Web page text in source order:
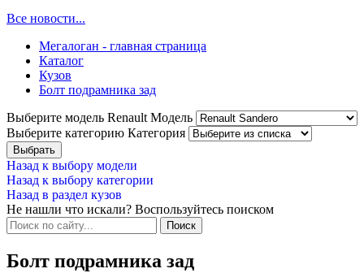
Все новости...
Мегалоган - главная страница
Каталог
Кузов
Болт подрамника зад
Выберите модель Renault Модель
Выберите категорию Категория
Назад к выбору модели
Назад к выбору категории
Назад в раздел кузов
Не нашли что искали? Воспользуйтесь поиском
Болт подрамника зад